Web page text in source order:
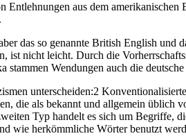
Entlehnungen aus dem
das so genannte British English
ist nicht leicht. Durch die
stammen Wendungen auch die
unterscheiden:2
die als bekannt und allgemein üblich
Typ handelt es sich um Begriffe,
wie herkömmliche Wörter benutzt